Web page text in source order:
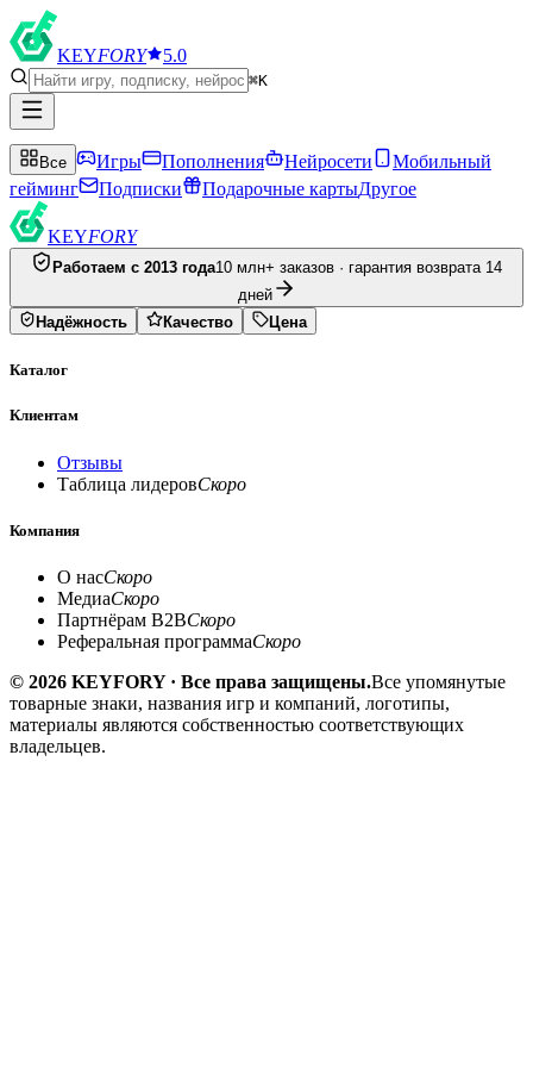
KEYFORY 5.0
⌘K
Все Игры Пополнения Нейросети
Мобильный
гейминг
Подписки Подарочные картыДругое
KEYFORY
Работаем с 2013 года10 млн+ заказов · гарантия возврата 14
дней
Надёжность
Качество Цена
Каталог
Клиентам
Отзывы
Таблица лидеровСкоро
Компания
О насСкоро
МедиаСкоро
Партнёрам B2BСкоро
Реферальная программаСкоро
© 2026 KEYFORY · Все права защищены.Все упомянутые
товарные знаки, названия игр и компаний, логотипы,
материалы являются собственностью соответствующих
владельцев.